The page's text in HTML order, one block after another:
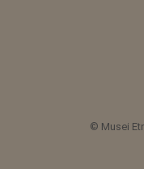
© Musei